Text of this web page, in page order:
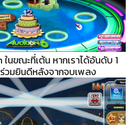
ในขณะที่เต้น หากเราได้อันดับ 1
ร่วมยินดีหลังจากจบเพลง